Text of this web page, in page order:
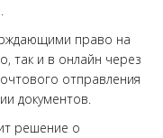
.
право на
так и в онлайн через
отправления
документов.
решение о